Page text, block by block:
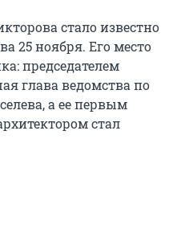
стало известно
25 ноября. Его место
председателем
глава ведомства по
а ее первым
стал